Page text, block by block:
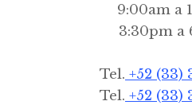
9:00am a
3:30pm a
Tel. +52 (33)
Tel. +52 (33)